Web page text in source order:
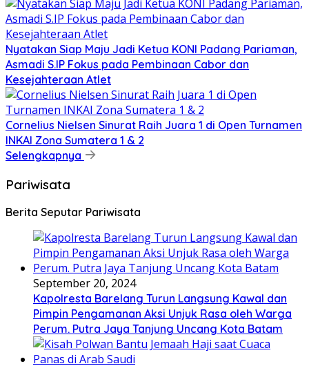
Nyatakan Siap Maju Jadi Ketua KONI Padang Pariaman,
Asmadi S.IP Fokus pada Pembinaan Cabor dan
Kesejahteraan Atlet
Cornelius Nielsen Sinurat Raih Juara 1 di Open Turnamen
INKAI Zona Sumatera 1 & 2
Selengkapnya
Pariwisata
Berita Seputar Pariwisata
September 20, 2024
Kapolresta Barelang Turun Langsung Kawal dan
Pimpin Pengamanan Aksi Unjuk Rasa oleh Warga
Perum. Putra Jaya Tanjung Uncang Kota Batam